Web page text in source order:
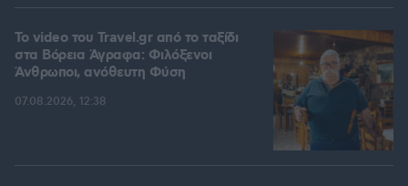
To video του Travel.gr από το ταξίδι
στα Βόρεια Άγραφα: Φιλόξενοι
Άνθρωποι, ανόθευτη Φύση
07.08.2026, 12:38